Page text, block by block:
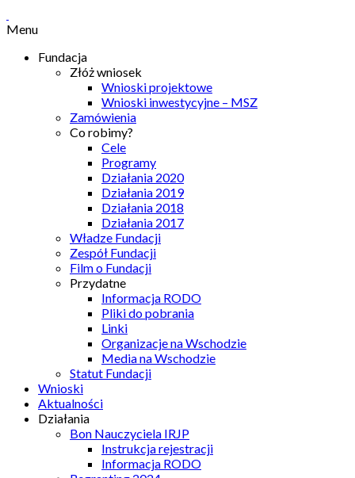
Menu
Fundacja
Złóż wniosek
Wnioski projektowe
Wnioski inwestycyjne – MSZ
Zamówienia
Co robimy?
Cele
Programy
Działania 2020
Działania 2019
Działania 2018
Działania 2017
Władze Fundacji
Zespół Fundacji
Film o Fundacji
Przydatne
Informacja RODO
Pliki do pobrania
Linki
Organizacje na Wschodzie
Media na Wschodzie
Statut Fundacji
Wnioski
Aktualności
Działania
Bon Nauczyciela IRJP
Instrukcja rejestracji
Informacja RODO